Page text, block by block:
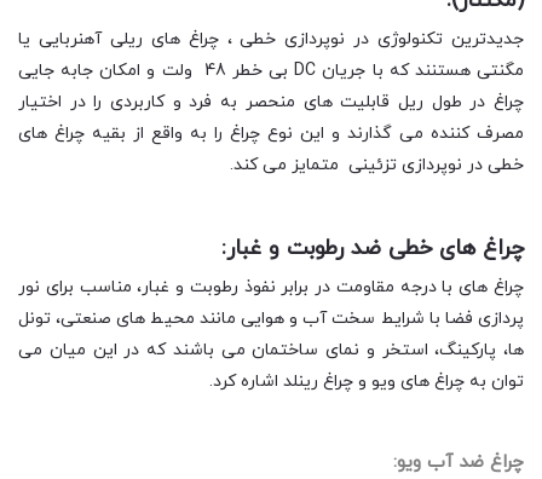
جدیدترین تکنولوژی در نوپردازی خطی ، چراغ های ریلی آهنربایی یا
مگنتی هستنند که با جریان DC بی خطر 48 ولت و امکان جابه جایی
چراغ در طول ریل قابلیت های منحصر به فرد و کاربردی را در اختیار
مصرف کننده می گذارند و این نوع چراغ را به واقع از بقیه چراغ های
خطی در نوپردازی تزئینی متمایز می کند.
چراغ های خطی ضد رطوبت و غبار:
چراغ های با درجه مقاومت در برابر نفوذ رطوبت و غبار، مناسب برای نور
پردازی فضا با شرایط سخت آب و هوایی مانند محیط های صنعتی، تونل
ها، پارکینگ، استخر و نمای ساختمان می باشند که در این میان می
توان به چراغ های ویو و چراغ رینلد اشاره کرد.
چراغ ضد آب ویو: